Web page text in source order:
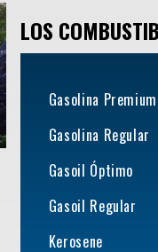
LOS
Gasolina Premium
Gasolina Regular
Gasoil Óptimo
Gasoil Regular
Kerosene